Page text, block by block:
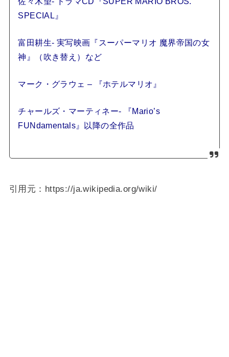
SPECIAL』
富田耕生- 実写映画『スーパーマリオ 魔界帝国の女
神』（吹き替え）など
マーク・グラウェ – 『ホテルマリオ』
チャールズ・マーティネー- 『Mario’s
FUNdamentals』以降の全作品
引用元：https://ja.wikipedia.org/wiki/